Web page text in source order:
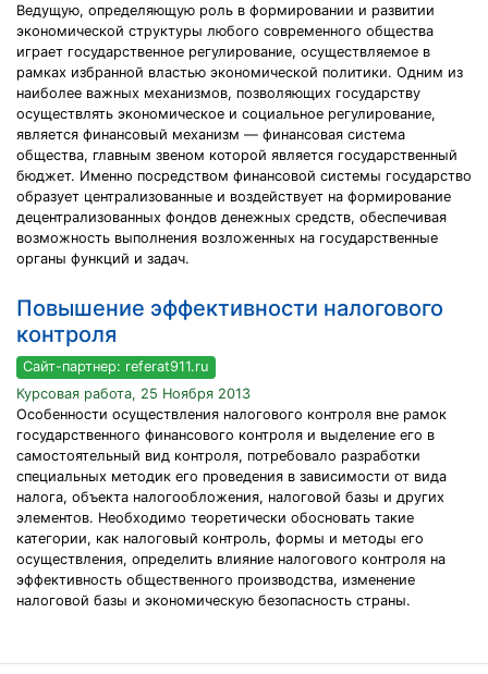
Ведущую, определяющую роль в формировании и развитии
экономической структуры любого современного общества
играет государственное регулирование, осуществляемое в
рамках избранной властью экономической политики. Одним из
наиболее важных механизмов, позволяющих государству
осуществлять экономическое и социальное регулирование,
является финансовый механизм — финансовая система
общества, главным звеном которой является государственный
бюджет. Именно посредством финансовой системы государство
образует централизованные и воздействует на формирование
децентрализованных фондов денежных средств, обеспечивая
возможность выполнения возложенных на государственные
органы функций и задач.
Повышение эффективности налогового
контроля
Сайт-партнер: referat911.ru
Курсовая работа, 25 Ноября 2013
Особенности осуществления налогового контроля вне рамок
государственного финансового контроля и выделение его в
самостоятельный вид контроля, потребовало разработки
специальных методик его проведения в зависимости от вида
налога, объекта налогообложения, налоговой базы и других
элементов. Необходимо теоретически обосновать такие
категории, как налоговый контроль, формы и методы его
осуществления, определить влияние налогового контроля на
эффективность общественного производства, изменение
налоговой базы и экономическую безопасность страны.